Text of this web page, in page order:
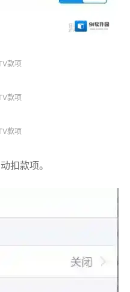
款项
款项
款项
扣款项。